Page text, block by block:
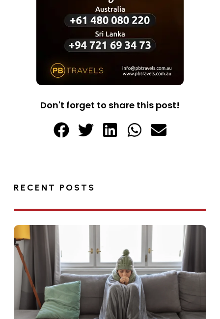
Don't forget to share this post!
RECENT POSTS